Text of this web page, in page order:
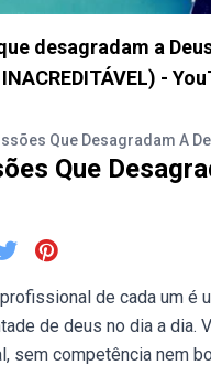
desagradam a
INACREDITÁVEL) -
Que Desagradam A
Que
de cada um é
de deus no dia a dia.
sem competência nem